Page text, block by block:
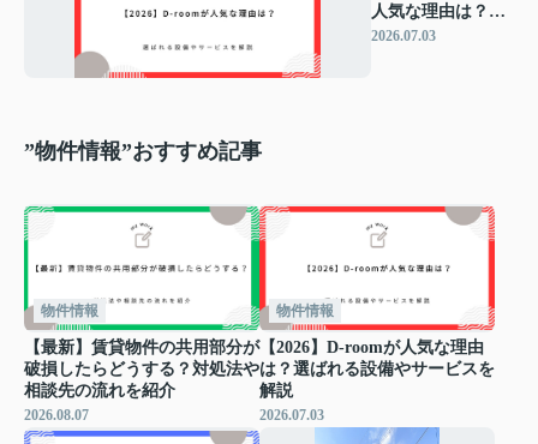
人気な理由は？選
ばれる設備やサー
2026.07.03
”物件情報”おすすめ記事
物件情報
【最新】賃貸物件の共用部分が
破損したらどうする？対処法や
相談先の流れを紹介
2026.08.07
物件情報
【2026】D-roomが人気な理由
は？選ばれる設備やサービスを
解説
2026.07.03